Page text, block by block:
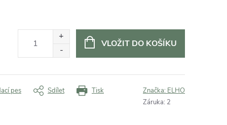
VLOŽIT DO KOŠÍKU
Tisk
pes Sdílet Značka: ELHO
Záruka: 2